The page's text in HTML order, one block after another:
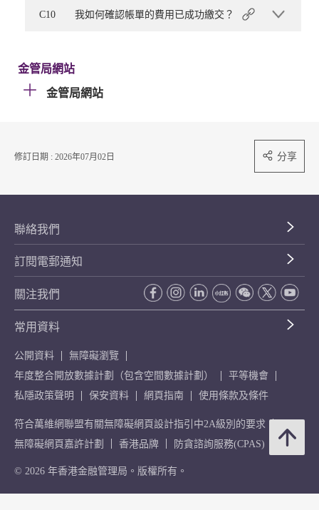
C10 我如何確認帳單的費用已成功繳交？
金管局網站
金管局網站
修訂日期 : 2026年07月02日 分享
聯絡我們
訂閱電郵通知
關注我們
常用資料
公開資料
無障礙瀏覽
年度整合開放數據計劃（包含空間數據計劃）
平等機會
私隱政策聲明
保安資料 網頁指南 使用條款及條件
符合萬維網聯盟有關無障礙網頁設計指引中2A級別的要求
無障礙網頁嘉許計劃
香港品牌 防貪諮詢服務(CPAS)
© 2026 年香港金融管理局。版權所有。